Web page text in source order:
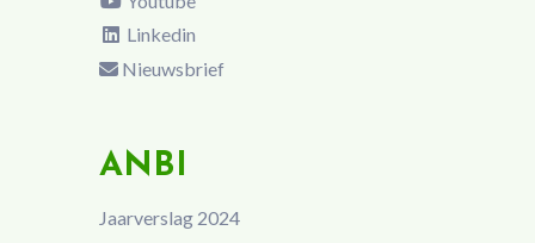
Linkedin
Nieuwsbrief
ANBI
Jaarverslag 2024